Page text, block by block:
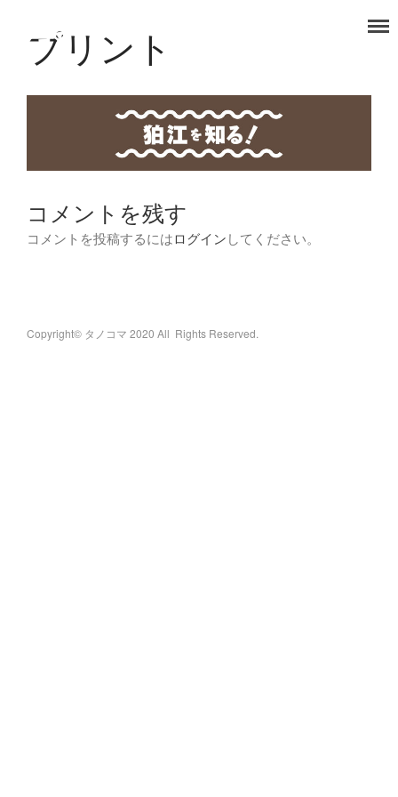
食品事業部
タノコマ
狛江を楽しもう！
プリント
コメントを残す
コメントを投稿するにはログインしてください。
Copyright© タノコマ 2020 All Rights Reserved.